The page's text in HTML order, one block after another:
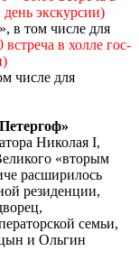
экскурсии)
в том числе для
встреча в холле гос-
числе для
Николая I,
«вторым
расширилось
резиденции,
семьи,
и Ольгин